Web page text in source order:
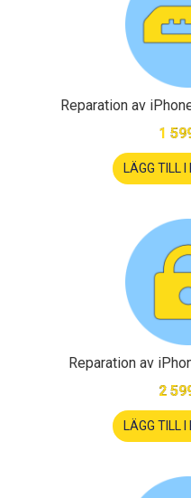
Reparation av
1
LÄGG TILL I
Reparation av
2
LÄGG TILL I